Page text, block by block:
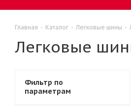
Главная - Каталог - Легковые шины -
Легковые
Фильтр по
параметрам